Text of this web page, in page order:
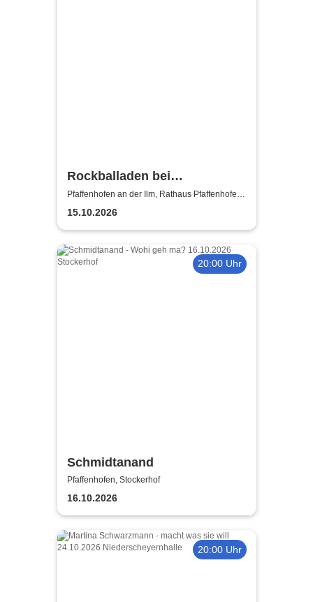
Rockballaden bei
Kerzenschein
Pfaffenhofen an der Ilm, Rathaus Pfaffenhofen -
Festsaal
15.10.2026
20:00 Uhr
Schmidtanand
Pfaffenhofen, Stockerhof
16.10.2026
20:00 Uhr